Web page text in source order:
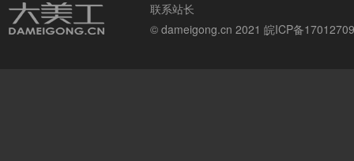
联系站长
© dameigong.cn 2021 皖ICP备